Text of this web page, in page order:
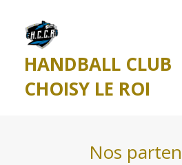
HANDBALL CLUB
CHOISY LE ROI
Nos